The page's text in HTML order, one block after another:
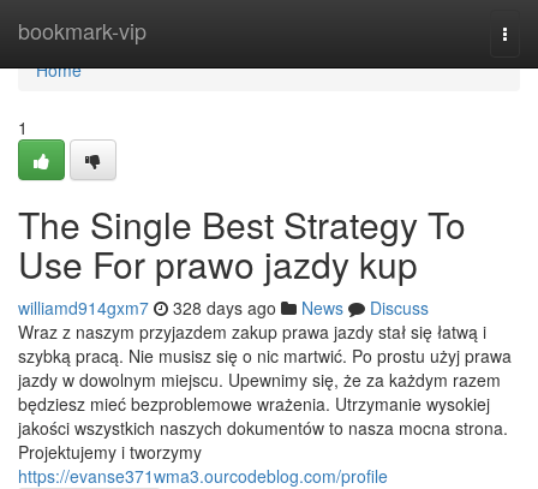
bookmark-vip
Home
Home
1
The Single Best Strategy To
Use For prawo jazdy kup
williamd914gxm7 328 days ago News
Discuss
Wraz z naszym przyjazdem zakup prawa jazdy stał się łatwą i
szybką pracą. Nie musisz się o nic martwić. Po prostu użyj prawa
jazdy w dowolnym miejscu. Upewnimy się, że za każdym razem
będziesz mieć bezproblemowe wrażenia. Utrzymanie wysokiej
jakości wszystkich naszych dokumentów to nasza mocna strona.
Projektujemy i tworzymy
https://evanse371wma3.ourcodeblog.com/profile